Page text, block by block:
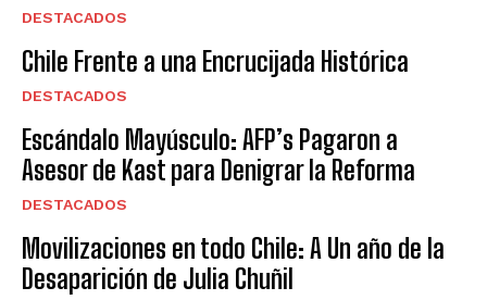
DESTACADOS
Chile Frente a una Encrucijada Histórica
DESTACADOS
Escándalo Mayúsculo: AFP’s Pagaron a
Asesor de Kast para Denigrar la Reforma
DESTACADOS
Movilizaciones en todo Chile: A Un año de la
Desaparición de Julia Chuñil